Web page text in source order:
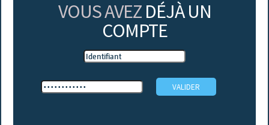
VOUS AVEZ DÉJÀ UN
COMPTE